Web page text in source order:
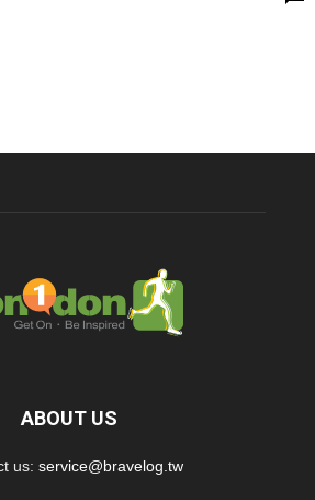
ABOUT US
us: service@bravelog.tw